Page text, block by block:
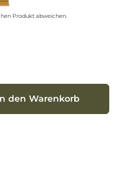
Produkt abweichen.
benutze die Schaltflächen um
den Warenkorb